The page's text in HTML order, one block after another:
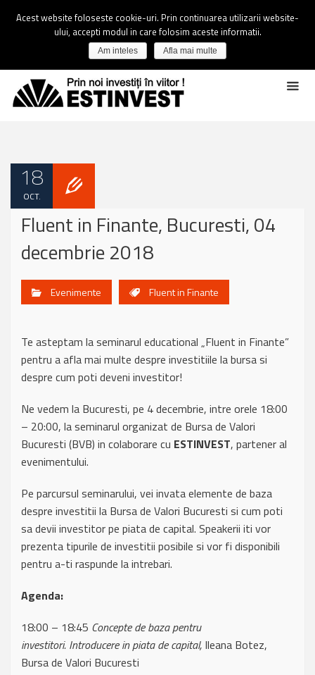
18
OCT.
Fluent in Finante, Bucuresti, 04
decembrie 2018
Evenimente Fluent in Finante
Te asteptam la seminarul educational „Fluent in Finante”
pentru a afla mai multe despre investitiile la bursa si
despre cum poti deveni investitor!
Ne vedem la Bucuresti, pe 4 decembrie, intre orele 18:00
– 20:00, la seminarul organizat de Bursa de Valori
Bucuresti (BVB) in colaborare cu ESTINVEST, partener al
evenimentului.
Pe parcursul seminarului, vei invata elemente de baza
despre investitii la Bursa de Valori Bucuresti si cum poti
sa devii investitor pe piata de capital. Speakerii iti vor
prezenta tipurile de investitii posibile si vor fi disponibili
pentru a-ti raspunde la intrebari.
Agenda:
18:00 – 18:45 Concepte de baza pentru
investitori. Introducere in piata de capital, Ileana Botez,
Bursa de Valori Bucuresti
Acest website foloseste cookie-uri. Prin continuarea utilizarii website-
ului, accepti modul in care folosim aceste informatii.
Am inteles Afla mai multe